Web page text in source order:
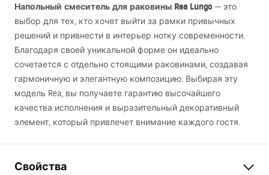
Напольный смеситель для раковины Rea Lungo— это
выбор для тех, кто хочет выйти за рамки привычных
решений и привнести в интерьер нотку современности.
Благодаря своей уникальной форме он идеально
сочетается с отдельно стоящими раковинами, создавая
гармоничную и элегантную композицию. Выбирая эту
модель Rea, вы получаете гарантию высочайшего
качества исполнения и выразительный декоративный
элемент, который привлечет внимание каждого гостя.
Свойства